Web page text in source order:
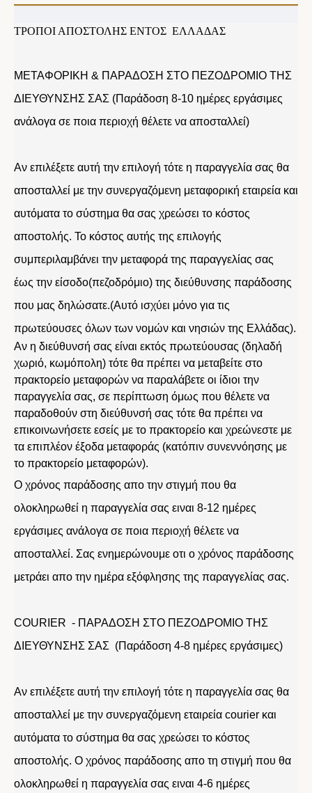
ΤΡΟΠΟΙ ΑΠΟΣΤΟΛΗΣ ΕΝΤΟΣ ΕΛΛΑΔΑΣ
ΜΕΤΑΦΟΡΙΚΗ & ΠΑΡΑΔΟΣΗ ΣΤΟ ΠΕΖΟΔΡΟΜΙΟ ΤΗΣ
ΔΙΕΥΘΥΝΣΗΣ ΣΑΣ (Παράδοση 8-10 ημέρες εργάσιμες
ανάλογα σε ποια περιοχή θέλετε να αποσταλλεί)
Αν επιλέξετε αυτή την επιλογή τότε η παραγγελία σας θα
αποσταλλεί με την συνεργαζόμενη μεταφορική εταιρεία και
αυτόματα το σύστημα θα σας χρεώσει το κόστος
αποστολής. Το κόστος αυτής της επιλογής
συμπεριλαμβάνει την μεταφορά της παραγγελίας σας
έως την είσοδο(πεζοδρόμιο) της διεύθυνσης παράδοσης
που μας δηλώσατε.(Αυτό ισχύει μόνο για τις
πρωτεύουσες όλων των νομών και νησιών της Ελλάδας).
Αν η διεύθυνσή σας είναι εκτός πρωτεύουσας (δηλαδή
χωριό, κωμόπολη) τότε θα πρέπει να μεταβείτε στο
πρακτορείο μεταφορών να παραλάβετε οι ίδιοι την
παραγγελία σας, σε περίπτωση όμως που θέλετε να
παραδοθούν στη διεύθυνσή σας τότε θα πρέπει να
επικοινωνήσετε εσείς με το πρακτορείο και χρεώνεστε με
τα επιπλέον έξοδα μεταφοράς (κατόπιν συνεννόησης με
το πρακτορείο μεταφορών).
Ο χρόνος παράδοσης απο την στιγμή που θα
ολοκληρωθεί η παραγγελία σας ειναι 8-12 ημέρες
εργάσιμες ανάλογα σε ποια περιοχή θέλετε να
αποσταλλεί. Σας ενημερώνουμε οτι ο χρόνος παράδοσης
μετράει απο την ημέρα εξόφλησης της παραγγελίας σας.
COURIER - ΠΑΡΑΔΟΣΗ ΣΤΟ ΠΕΖΟΔΡΟΜΙΟ ΤΗΣ
ΔΙΕΥΘΥΝΣΗΣ ΣΑΣ (Παράδοση 4-8 ημέρες εργάσιμες)
Αν επιλέξετε αυτή την επιλογή τότε η παραγγελία σας θα
αποσταλλεί με την συνεργαζόμενη εταιρεία courier και
αυτόματα το σύστημα θα σας χρεώσει το κόστος
αποστολής. Ο χρόνος παράδοσης απο τη στιγμή που θα
ολοκληρωθεί η παραγγελία σας ειναι 4-6 ημέρες